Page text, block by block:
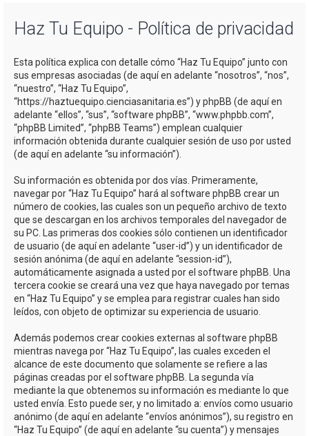
Haz Tu Equipo - Política de privacidad
Esta política explica con detalle cómo “Haz Tu Equipo” junto con
sus empresas asociadas (de aquí en adelante “nosotros”, “nos”,
“nuestro”, “Haz Tu Equipo”,
“https://haztuequipo.cienciasanitaria.es”) y phpBB (de aquí en
adelante “ellos”, “sus”, “software phpBB”, “www.phpbb.com”,
“phpBB Limited”, “phpBB Teams”) emplean cualquier
información obtenida durante cualquier sesión de uso por usted
(de aquí en adelante “su información”).
Su información es obtenida por dos vías. Primeramente,
navegar por “Haz Tu Equipo” hará al software phpBB crear un
número de cookies, las cuales son un pequeño archivo de texto
que se descargan en los archivos temporales del navegador de
su PC. Las primeras dos cookies sólo contienen un identificador
de usuario (de aquí en adelante “user-id”) y un identificador de
sesión anónima (de aquí en adelante “session-id”),
automáticamente asignada a usted por el software phpBB. Una
tercera cookie se creará una vez que haya navegado por temas
en “Haz Tu Equipo” y se emplea para registrar cuales han sido
leídos, con objeto de optimizar su experiencia de usuario.
Además podemos crear cookies externas al software phpBB
mientras navega por “Haz Tu Equipo”, las cuales exceden el
alcance de este documento que solamente se refiere a las
páginas creadas por el software phpBB. La segunda vía
mediante la que obtenemos su información es mediante lo que
usted envía. Esto puede ser, y no limitado a: envíos como usuario
anónimo (de aquí en adelante “envíos anónimos”), su registro en
“Haz Tu Equipo” (de aquí en adelante “su cuenta”) y mensajes